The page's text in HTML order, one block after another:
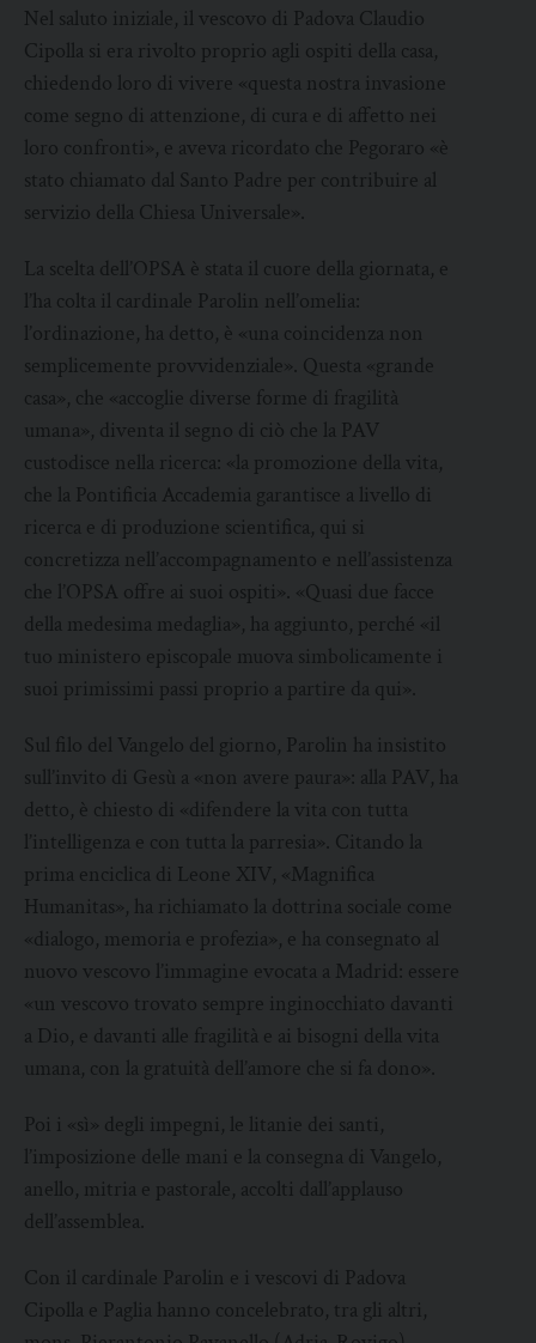
Nel saluto iniziale, il vescovo di Padova Claudio
Cipolla si era rivolto proprio agli ospiti della casa,
chiedendo loro di vivere «questa nostra invasione
come segno di attenzione, di cura e di affetto nei
loro confronti», e aveva ricordato che Pegoraro «è
stato chiamato dal Santo Padre per contribuire al
servizio della Chiesa Universale».
La scelta dell’OPSA è stata il cuore della giornata, e
l’ha colta il cardinale Parolin nell’omelia:
l’ordinazione, ha detto, è «una coincidenza non
semplicemente provvidenziale». Questa «grande
casa», che «accoglie diverse forme di fragilità
umana», diventa il segno di ciò che la PAV
custodisce nella ricerca: «la promozione della vita,
che la Pontificia Accademia garantisce a livello di
ricerca e di produzione scientifica, qui si
concretizza nell’accompagnamento e nell’assistenza
che l’OPSA offre ai suoi ospiti». «Quasi due facce
della medesima medaglia», ha aggiunto, perché «il
tuo ministero episcopale muova simbolicamente i
suoi primissimi passi proprio a partire da qui».
Sul filo del Vangelo del giorno, Parolin ha insistito
sull’invito di Gesù a «non avere paura»: alla PAV, ha
detto, è chiesto di «difendere la vita con tutta
l’intelligenza e con tutta la parresia». Citando la
prima enciclica di Leone XIV, «Magnifica
Humanitas», ha richiamato la dottrina sociale come
«dialogo, memoria e profezia», e ha consegnato al
nuovo vescovo l’immagine evocata a Madrid: essere
«un vescovo trovato sempre inginocchiato davanti
a Dio, e davanti alle fragilità e ai bisogni della vita
umana, con la gratuità dell’amore che si fa dono».
Poi i «sì» degli impegni, le litanie dei santi,
l’imposizione delle mani e la consegna di Vangelo,
anello, mitria e pastorale, accolti dall’applauso
dell’assemblea.
Con il cardinale Parolin e i vescovi di Padova
Cipolla e Paglia hanno concelebrato, tra gli altri,